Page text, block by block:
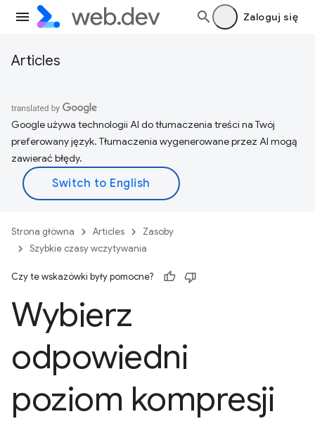
Zaloguj się
Articles
Google używa technologii AI do tłumaczenia treści na Twój
preferowany język. Tłumaczenia wygenerowane przez AI mogą
zawierać błędy.
Strona główna Articles
Zasoby
Szybkie czasy wczytywania
Czy te wskazówki były pomocne?
Wybierz
odpowiedni
poziom kompresji